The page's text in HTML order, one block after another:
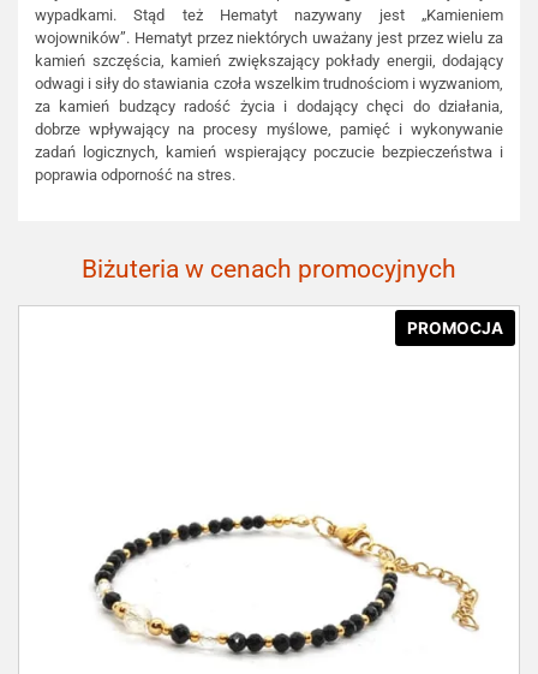
wypadkami. Stąd też Hematyt nazywany jest „Kamieniem
wojowników”. Hematyt przez niektórych uważany jest przez wielu za
kamień szczęścia, kamień zwiększający pokłady energii, dodający
odwagi i siły do stawiania czoła wszelkim trudnościom i wyzwaniom,
za kamień budzący radość życia i dodający chęci do działania,
dobrze wpływający na procesy myślowe, pamięć i wykonywanie
zadań logicznych, kamień wspierający poczucie bezpieczeństwa i
poprawia odporność na stres.
Biżuteria w cenach promocyjnych
PROMOCJA